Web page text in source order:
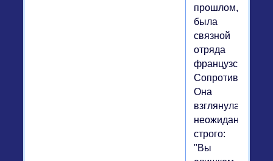
прошлом,
была
связной
отряда
французского
Сопротивления.
Она
взглянула
неожиданно
строго:
"Вы